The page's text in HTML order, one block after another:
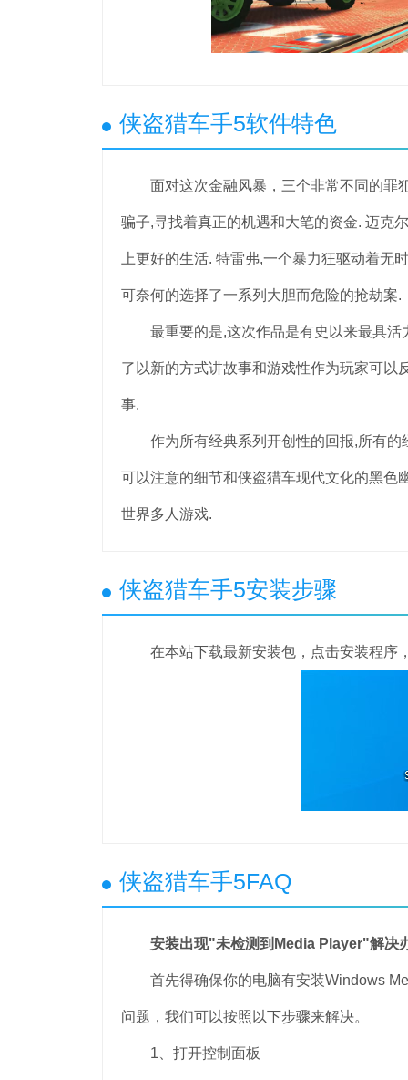
侠盗猎车手5软件特色
面对这次金融风暴，三个非常不同的罪
骗子,寻找着真正的机遇和大笔的资金. 迈克
上更好的生活. 特雷弗,一个暴力狂驱动着无
可奈何的选择了一系列大胆而危险的抢劫案.
最重要的是,这次作品是有史以来最具活
了以新的方式讲故事和游戏性作为玩家可以
事.
作为所有经典系列开创性的回报,所有的
可以注意的细节和侠盗猎车现代文化的黑色
世界多人游戏.
侠盗猎车手5安装步骤
在本站下载最新安装包，点击安装程序
侠盗猎车手5FAQ
安装出现"未检测到Media Player"解决
首先得确保你的电脑有安装Windows
问题，我们可以按照以下步骤来解决。
1、打开控制面板